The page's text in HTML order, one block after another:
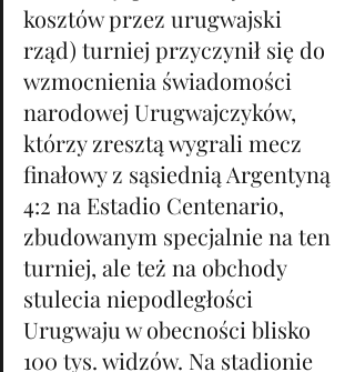
kosztów przez urugwajski
rząd) turniej przyczynił się do
wzmocnienia świadomości
narodowej Urugwajczyków,
którzy zresztą wygrali mecz
finałowy z sąsiednią Argentyną
4:2 na Estadio Centenario,
zbudowanym specjalnie na ten
turniej, ale też na obchody
stulecia niepodległości
Urugwaju w obecności blisko
100 tys. widzów. Na stadionie